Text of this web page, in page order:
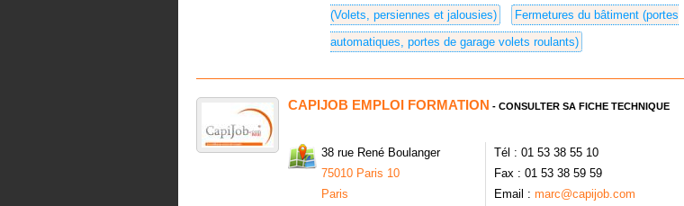
(Volets, persiennes et jalousies)
Fermetures du bâtiment (portes
automatiques, portes de garage volets roulants)
CAPIJOB EMPLOI FORMATION - CONSULTER SA FICHE TECHNIQUE
38 rue René Boulanger
75010 Paris 10
Paris
Tél : 01 53 38 55 10
Fax : 01 53 38 59 59
Email : marc@capijob.com